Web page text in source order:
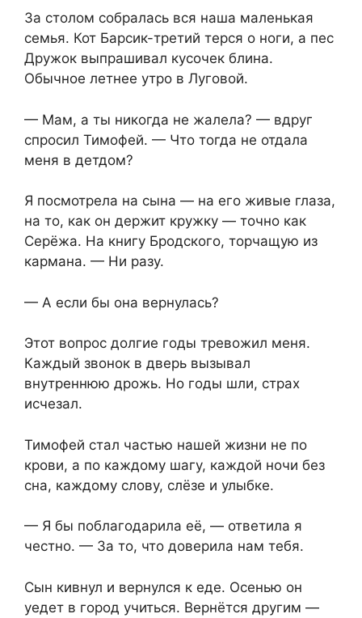
За столом собралась вся наша маленькая
семья. Кот Барсик-третий терся о ноги, а пес
Дружок выпрашивал кусочек блина.
Обычное летнее утро в Луговой.
— Мам, а ты никогда не жалела? — вдруг
спросил Тимофей. — Что тогда не отдала
меня в детдом?
Я посмотрела на сына — на его живые глаза,
на то, как он держит кружку — точно как
Серёжа. На книгу Бродского, торчащую из
кармана. — Ни разу.
— А если бы она вернулась?
Этот вопрос долгие годы тревожил меня.
Каждый звонок в дверь вызывал
внутреннюю дрожь. Но годы шли, страх
исчезал.
Тимофей стал частью нашей жизни не по
крови, а по каждому шагу, каждой ночи без
сна, каждому слову, слёзе и улыбке.
— Я бы поблагодарила её, — ответила я
честно. — За то, что доверила нам тебя.
Сын кивнул и вернулся к еде. Осенью он
уедет в город учиться. Вернётся другим —